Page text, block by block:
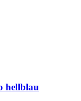
hellblau